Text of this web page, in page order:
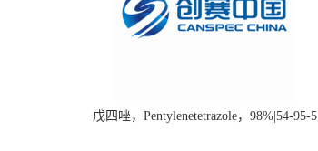
戊四唑，Pentylenetetrazole，98%|54-95-5